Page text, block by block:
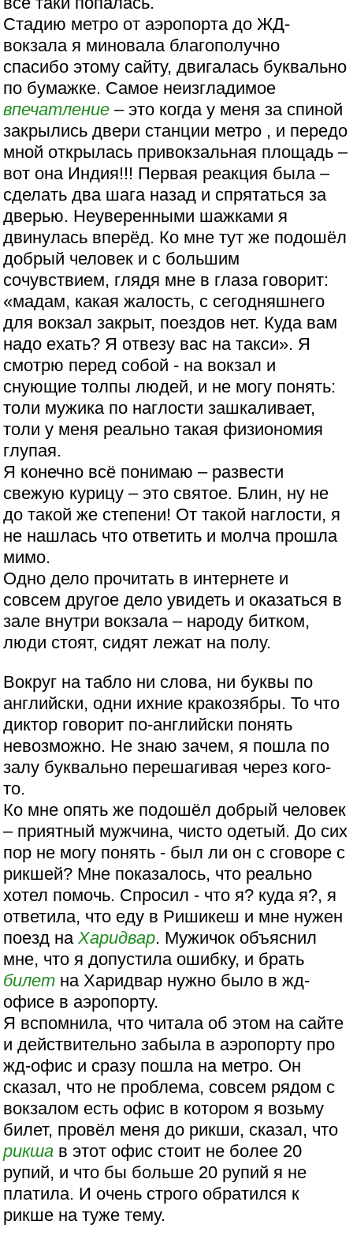
Стадию метро от аэропорта до ЖД-
вокзала я миновала благополучно
спасибо этому сайту, двигалась буквально
по бумажке. Самое неизгладимое
впечатление – это когда у меня за спиной
закрылись двери станции метро , и передо
мной открылась привокзальная площадь –
вот она Индия!!! Первая реакция была –
сделать два шага назад и спрятаться за
дверью. Неуверенными шажками я
двинулась вперёд. Ко мне тут же подошёл
добрый человек и с большим
сочувствием, глядя мне в глаза говорит:
«мадам, какая жалость, с сегодняшнего
для вокзал закрыт, поездов нет. Куда вам
надо ехать? Я отвезу вас на такси». Я
смотрю перед собой - на вокзал и
снующие толпы людей, и не могу понять:
толи мужика по наглости зашкаливает,
толи у меня реально такая физиономия
глупая.
Я конечно всё понимаю – развести
свежую курицу – это святое. Блин, ну не
до такой же степени! От такой наглости, я
не нашлась что ответить и молча прошла
мимо.
Одно дело прочитать в интернете и
совсем другое дело увидеть и оказаться в
зале внутри вокзала – народу битком,
люди стоят, сидят лежат на полу.
Вокруг на табло ни слова, ни буквы по
английски, одни ихние кракозябры. То что
диктор говорит по-английски понять
невозможно. Не знаю зачем, я пошла по
залу буквально перешагивая через кого-
то.
Ко мне опять же подошёл добрый человек
– приятный мужчина, чисто одетый. До сих
пор не могу понять - был ли он с сговоре с
рикшей? Мне показалось, что реально
хотел помочь. Спросил - что я? куда я?, я
ответила, что еду в Ришикеш и мне нужен
поезд наХаридвар. Мужичок объяснил
мне, что я допустила ошибку, и брать
билет на Харидвар нужно было в жд-
офисе в аэропорту.
Я вспомнила, что читала об этом на сайте
и действительно забыла в аэропорту про
жд-офис и сразу пошла на метро. Он
сказал, что не проблема, совсем рядом с
вокзалом есть офис в котором я возьму
билет, провёл меня до рикши, сказал, что
рикша в этот офис стоит не более 20
рупий, и что бы больше 20 рупий я не
платила. И очень строго обратился к
рикше на туже тему.